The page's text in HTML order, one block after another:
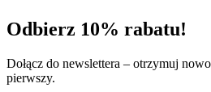
Odbierz 10% rabatu!
Dołącz do newslettera – otrzymuj
pierwszy.